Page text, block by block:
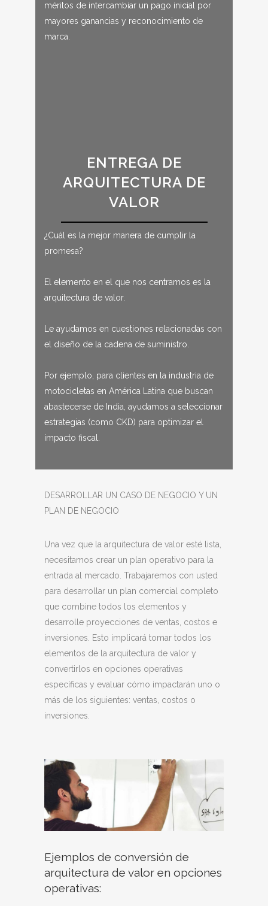
méritos de intercambiar un pago inicial por
mayores ganancias y reconocimiento de
marca.
ENTREGA DE
ARQUITECTURA DE
VALOR
¿Cuál es la mejor manera de cumplir la
promesa?
El elemento en el que nos centramos es la
arquitectura de valor.
Le ayudamos en cuestiones relacionadas con
el diseño de la cadena de suministro.
Por ejemplo, para clientes en la industria de
motocicletas en América Latina que buscan
abastecerse de India, ayudamos a seleccionar
estrategias (como CKD) para optimizar el
impacto fiscal.
DESARROLLAR UN CASO DE NEGOCIO Y UN
PLAN DE NEGOCIO
Una vez que la arquitectura de valor esté lista,
necesitamos crear un plan operativo para la
entrada al mercado. Trabajaremos con usted
para desarrollar un plan comercial completo
que combine todos los elementos y
desarrolle proyecciones de ventas, costos e
inversiones. Esto implicará tomar todos los
elementos de la arquitectura de valor y
convertirlos en opciones operativas
específicas y evaluar cómo impactarán uno o
más de los siguientes: ventas, costos o
inversiones.
Ejemplos de conversión de
arquitectura de valor en opciones
operativas: